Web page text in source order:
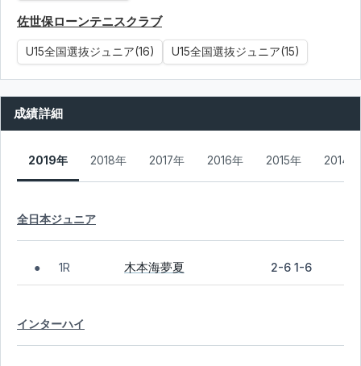
佐世保ローンテニスクラブ
U15全国選抜ジュニア(16) U15全国選抜ジュニア(15)
成績詳細
2019年 2018年 2017年 2016年 2015年 2014年
全日本ジュニア
● 1R 木本海夢夏 2-6 1-6
インターハイ